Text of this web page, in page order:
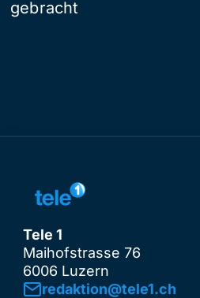
gebracht
Tele 1
Maihofstrasse 76
6006 Luzern
redaktion@tele1.ch